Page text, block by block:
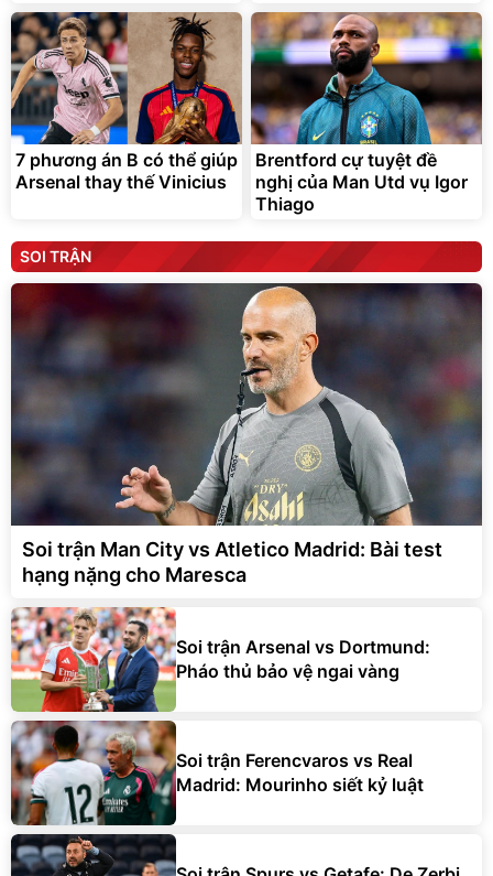
7 phương án B có thể giúp
Arsenal thay thế Vinicius
Brentford cự tuyệt đề
nghị của Man Utd vụ Igor
Thiago
SOI TRẬN
Soi trận Man City vs Atletico Madrid: Bài test
hạng nặng cho Maresca
Soi trận Arsenal vs Dortmund:
Pháo thủ bảo vệ ngai vàng
Soi trận Ferencvaros vs Real
Madrid: Mourinho siết kỷ luật